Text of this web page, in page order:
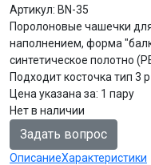
Артикул: BN-35
Поролоновые чашечки
наполнением, форма
синтетическое полотно
Подходит косточка тип 3
Цена указана за: 1 пару
Нет в наличии
Задать вопрос
ОписаниеХарактеристики